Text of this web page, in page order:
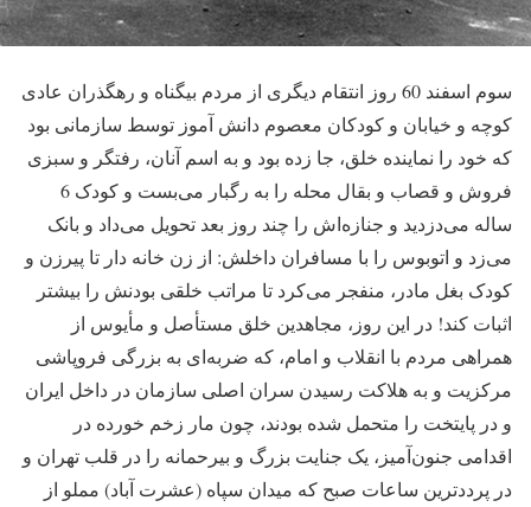
سوم اسفند 60 روز انتقام دیگری از مردم بیگناه و رهگذران عادی
کوچه و خیابان و کودکان معصوم دانش آموز توسط سازمانی بود
که خود را نماینده خلق، جا زده بود و به اسم آنان، رفتگر و سبزی
فروش و قصاب و بقال محله را به رگبار می‌بست و کودک 6
ساله می‌دزدید و جنازه‌اش را چند روز بعد تحویل می‌داد و بانک
می‌زد و اتوبوس را با مسافران داخلش: از زن خانه دار تا پیرزن و
کودک بغل مادر، منفجر می‌کرد تا مراتب خلقی بودنش را بیشتر
اثبات کند! در این روز، مجاهدین خلق مستأصل و مأیوس از
همراهی مردم با انقلاب و امام، که ضربه‌ای به بزرگی فروپاشی
مرکزیت و به هلاکت رسیدن سران اصلی سازمان در داخل ایران
و در پایتخت را متحمل شده بودند، چون مار زخم خورده در
اقدامی جنون‌آمیز، یک جنایت بزرگ و بیرحمانه را در قلب تهران و
در پرددترین ساعات صبح که میدان سپاه (عشرت آباد) مملو از